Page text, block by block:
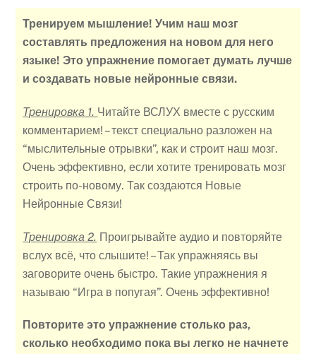
Тренируем мышление! Учим наш мозг
составлять предложения на новом для него
языке! Это упражнение помогает думать лучше
и создавать новые нейронные связи.
Тренировка 1. Читайте ВСЛУХ вместе с русским
комментарием! – текст специально разложен на
“мыслительные отрывки”, как и строит наш мозг.
Очень эффективно, если хотите тренировать мозг
строить по-новому. Так создаются Новые
Нейронные Связи!
Тренировка 2. Проигрывайте аудио и повторяйте
вслух всё, что слышите! – Так упражняясь вы
заговорите очень быстро. Такие упражнения я
называю “Игра в попугая”. Очень эффективно!
Повторите это упражнение столько раз,
сколько необходимо пока вы легко не начнете